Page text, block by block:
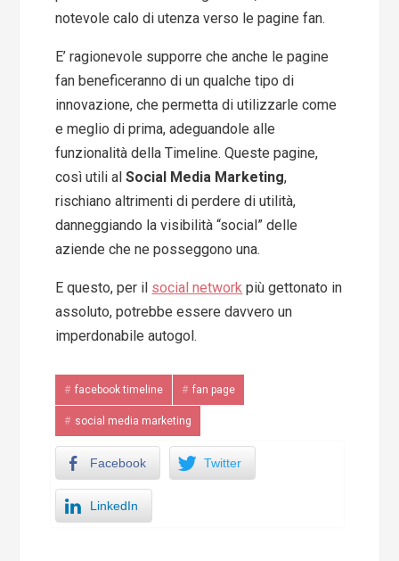
notevole calo di utenza verso le pagine fan.
E’ ragionevole supporre che anche le pagine
fan beneficeranno di un qualche tipo di
innovazione, che permetta di utilizzarle come
e meglio di prima, adeguandole alle
funzionalità della Timeline. Queste pagine,
così utili alSocial Media Marketing,
rischiano altrimenti di perdere di utilità,
danneggiando la visibilità “social” delle
aziende che ne posseggono una.
E questo, per il social network più gettonato in
assoluto, potrebbe essere davvero un
imperdonabile autogol.
facebook timeline fan page
social media marketing
Facebook Twitter
LinkedIn